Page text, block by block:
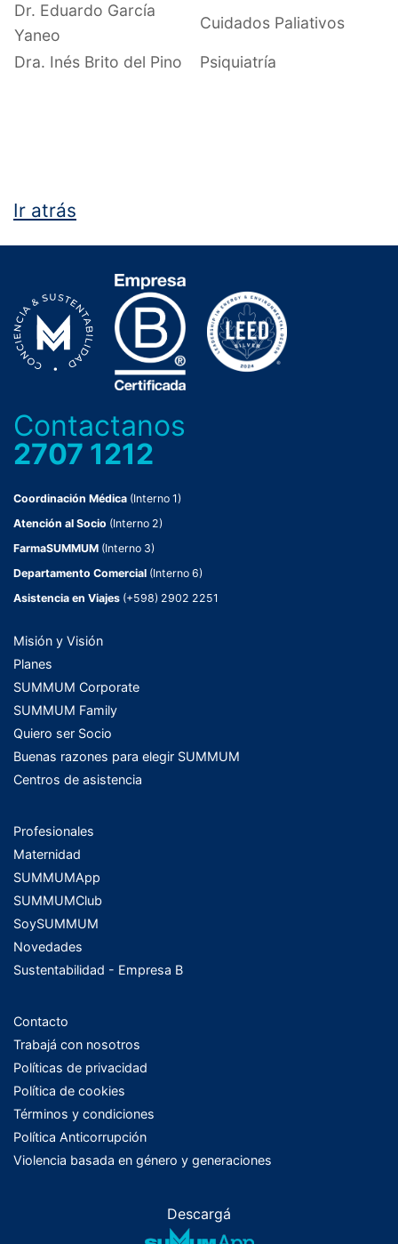
Dr. Eduardo García
Yaneo
Cuidados Paliativos
Dra. Inés Brito del Pino Psiquiatría
Ir atrás
Contactanos
2707 1212
Coordinación Médica (Interno 1)
Atención al Socio (Interno 2)
FarmaSUMMUM (Interno 3)
Departamento Comercial (Interno 6)
Asistencia en Viajes (+598) 2902 2251
Misión y Visión
Planes
SUMMUM Corporate
SUMMUM Family
Quiero ser Socio
Buenas razones para elegir SUMMUM
Centros de asistencia
Profesionales
Maternidad
SUMMUMApp
SUMMUMClub
SoySUMMUM
Novedades
Sustentabilidad - Empresa B
Contacto
Trabajá con nosotros
Políticas de privacidad
Política de cookies
Términos y condiciones
Política Anticorrupción
Violencia basada en género y generaciones
Descargá